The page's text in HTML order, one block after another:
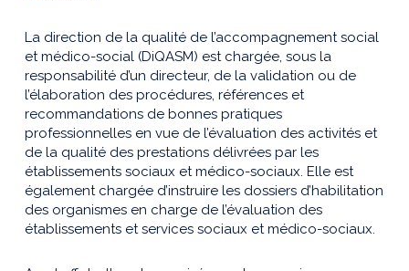
La direction de la qualité de l’accompagnement social
et médico-social (DiQASM) est chargée, sous la
responsabilité d’un directeur, de la validation ou de
l’élaboration des procédures, références et
recommandations de bonnes pratiques
professionnelles en vue de l’évaluation des activités et
de la qualité des prestations délivrées par les
établissements sociaux et médico-sociaux. Elle est
également chargée d’instruire les dossiers d’habilitation
des organismes en charge de l’évaluation des
établissements et services sociaux et médico-sociaux.